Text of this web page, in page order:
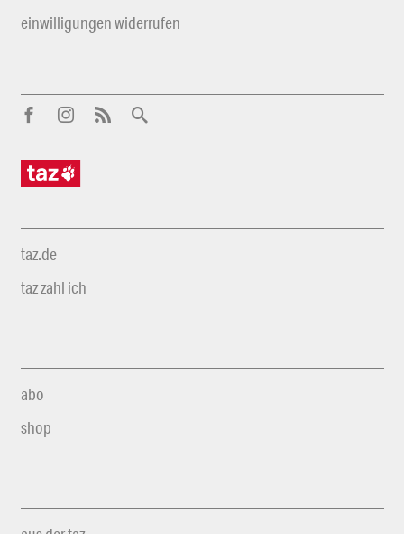
einwilligungen widerrufen
taz.de
taz zahl ich
abo
shop